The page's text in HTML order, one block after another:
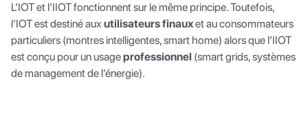
L’IOT et l’IIOT fonctionnent sur le même principe. Toutefois,
l’IOT est destiné aux utilisateurs finauxet au consommateurs
particuliers (montres intelligentes, smart home) alors que l’IIOT
est conçu pour un usageprofessionnel (smart grids, systèmes
de management de l’énergie).